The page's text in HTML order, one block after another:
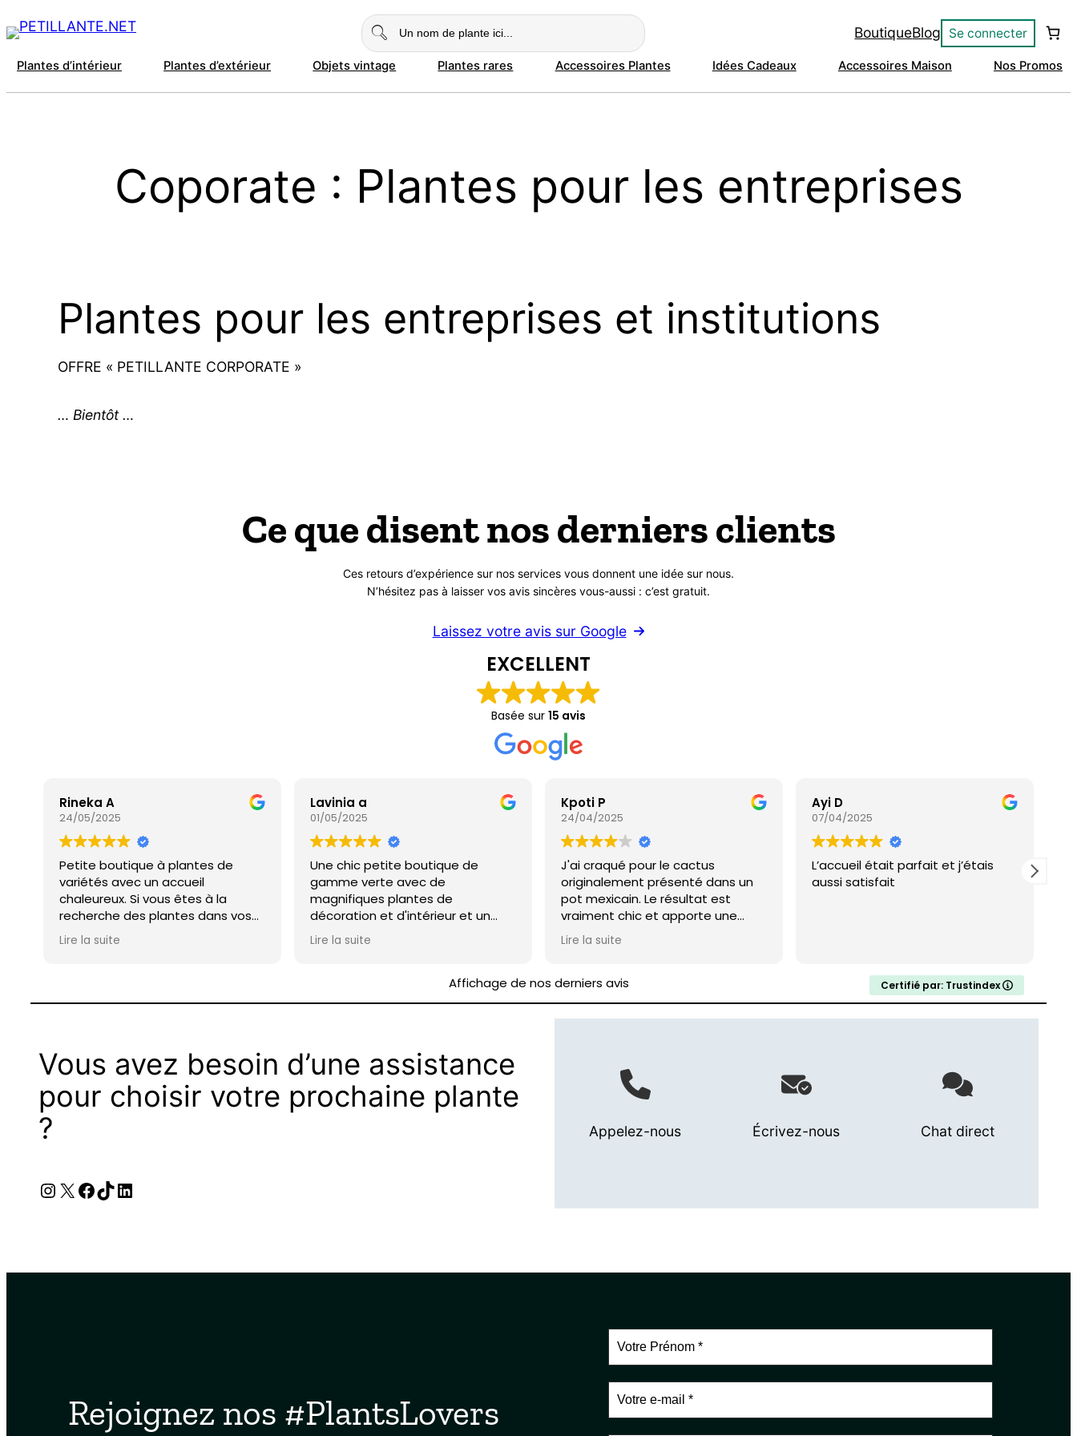
BoutiqueBlog Se connecter
Plantes d’intérieur Plantes d’extérieur Objets vintage Plantes rares Accessoires Plantes Idées Cadeaux Accessoires Maison Nos Promos
Coporate : Plantes pour les entreprises
Plantes pour les entreprises et institutions
OFFRE « PETILLANTE CORPORATE »
… Bientôt …
Ce que disent nos derniers clients
Ces retours d’expérience sur nos services vous donnent une idée sur nous.
N’hésitez pas à laisser vos avis sincères vous-aussi : c’est gratuit.
Laissez votre avis sur Google
EXCELLENT
Basée sur 15 avis
Rineka A
24/05/2025
Petite boutique à plantes de
variétés avec un accueil
chaleureux. Si vous êtes à la
recherche des plantes dans vos
jardins ou d'intérieur une seule
adresse.
Lire la suite
Lavinia a
01/05/2025
Une chic petite boutique de
gamme verte avec de
magnifiques plantes de
décoration et d'intérieur et un
accueil très chaleureux
Lire la suite
Kpoti P
24/04/2025
J'ai craqué pour le cactus
originalement présenté dans un
pot mexicain. Le résultat est
vraiment chic et apporte une
touche d'exotisme très
appréciable.
Lire la suite
Ayi D
07/04/2025
L’accueil était parfait et j’étais
aussi satisfait
Affichage de nos derniers avis Certifié par: Trustindex
Vous avez besoin d’une assistance
pour choisir votre prochaine plante
?
Instagram
X Facebook
TikTok
LinkedIn
Appelez-nous Écrivez-nous Chat direct
Rejoignez nos #PlantsLovers